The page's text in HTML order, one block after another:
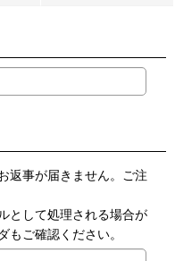
返事が届きません。ご注
として処理される場合が
もご確認ください。